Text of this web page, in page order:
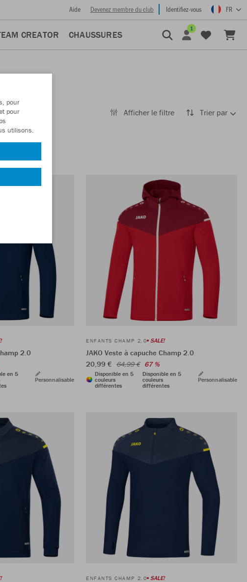
Aide Devenez membre du club Identifiez-vous FR
CREATOR CHAUSSURES
1
Afficher le filtre Trier par
2.0
en 5
Personnalisable
ENFANTS CHAMP 2.0 SALE!
JAKO Veste à capuche Champ 2.0
20,99 € 64,99 € 67 %
Disponible en 5
couleurs
différentes
Disponible en 5
couleurs
différentes
Personnalisable
ENFANTS CHAMP 2.0 SALE!
pour
pour
utilisons.